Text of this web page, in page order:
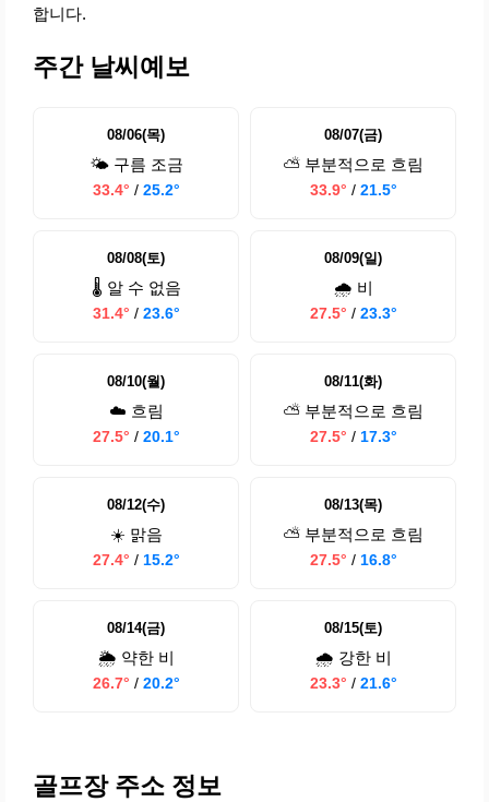
합니다.
주간 날씨예보
08/06(목)
🌤️ 구름 조금
33.4° / 25.2°
08/07(금)
⛅ 부분적으로 흐림
33.9° / 21.5°
08/08(토)
🌡️ 알 수 없음
31.4° / 23.6°
08/09(일)
🌧️ 비
27.5° / 23.3°
08/10(월)
☁️ 흐림
27.5° / 20.1°
08/11(화)
⛅ 부분적으로 흐림
27.5° / 17.3°
08/12(수)
☀️ 맑음
27.4° / 15.2°
08/13(목)
⛅ 부분적으로 흐림
27.5° / 16.8°
08/14(금)
🌦️ 약한 비
26.7° / 20.2°
08/15(토)
🌧️ 강한 비
23.3° / 21.6°
골프장 주소 정보